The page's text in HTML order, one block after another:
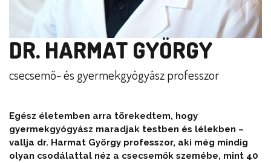
DR. HARMAT GYÖRGY
csecsemő- és gyermekgyógyász professzor
Egész életemben arra törekedtem, hogy
gyermekgyógyász maradjak testben és lélekben –
vallja dr. Harmat György professzor, aki még mindig
olyan csodálattal néz a csecsemők szemébe, mint 40